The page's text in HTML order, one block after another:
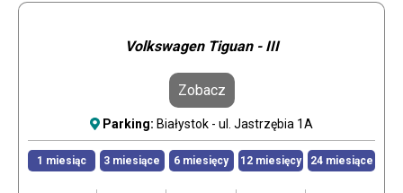
Volkswagen Tiguan - III
Zobacz
Parking: Białystok - ul. Jastrzębia 1A
1 miesiąc 3 miesiące 6 miesięcy 12 miesięcy 24 miesiące